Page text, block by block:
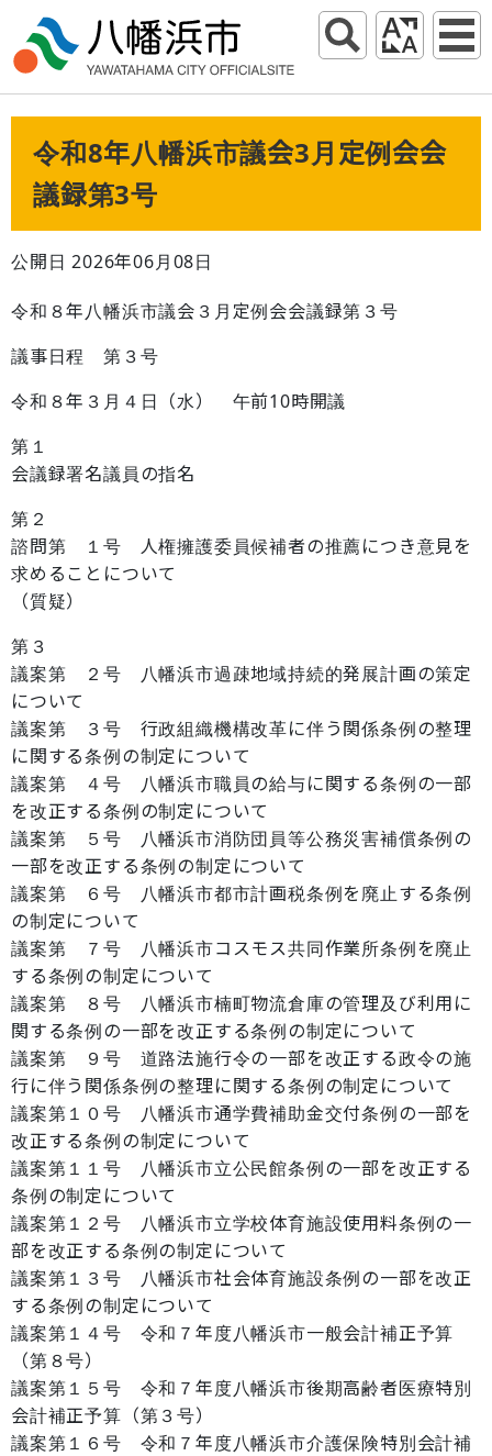
令和8年八幡浜市議会3月定例会会
議録第3号
公開日 2026年06月08日
令和８年八幡浜市議会３月定例会会議録第３号
議事日程 第３号
令和８年３月４日（水） 午前10時開議
第１
会議録署名議員の指名
第２
諮問第 １号 人権擁護委員候補者の推薦につき意見を
求めることについて
（質疑）
第３
議案第 ２号 八幡浜市過疎地域持続的発展計画の策定
について
議案第 ３号 行政組織機構改革に伴う関係条例の整理
に関する条例の制定について
議案第 ４号 八幡浜市職員の給与に関する条例の一部
を改正する条例の制定について
議案第 ５号 八幡浜市消防団員等公務災害補償条例の
一部を改正する条例の制定について
議案第 ６号 八幡浜市都市計画税条例を廃止する条例
の制定について
議案第 ７号 八幡浜市コスモス共同作業所条例を廃止
する条例の制定について
議案第 ８号 八幡浜市楠町物流倉庫の管理及び利用に
関する条例の一部を改正する条例の制定について
議案第 ９号 道路法施行令の一部を改正する政令の施
行に伴う関係条例の整理に関する条例の制定について
議案第１０号 八幡浜市通学費補助金交付条例の一部を
改正する条例の制定について
議案第１１号 八幡浜市立公民館条例の一部を改正する
条例の制定について
議案第１２号 八幡浜市立学校体育施設使用料条例の一
部を改正する条例の制定について
議案第１３号 八幡浜市社会体育施設条例の一部を改正
する条例の制定について
議案第１４号 令和７年度八幡浜市一般会計補正予算
（第８号）
議案第１５号 令和７年度八幡浜市後期高齢者医療特別
会計補正予算（第３号）
議案第１６号 令和７年度八幡浜市介護保険特別会計補